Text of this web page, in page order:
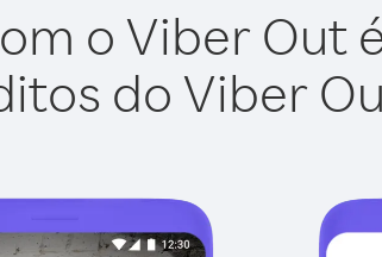
o Viber Out
do Viber